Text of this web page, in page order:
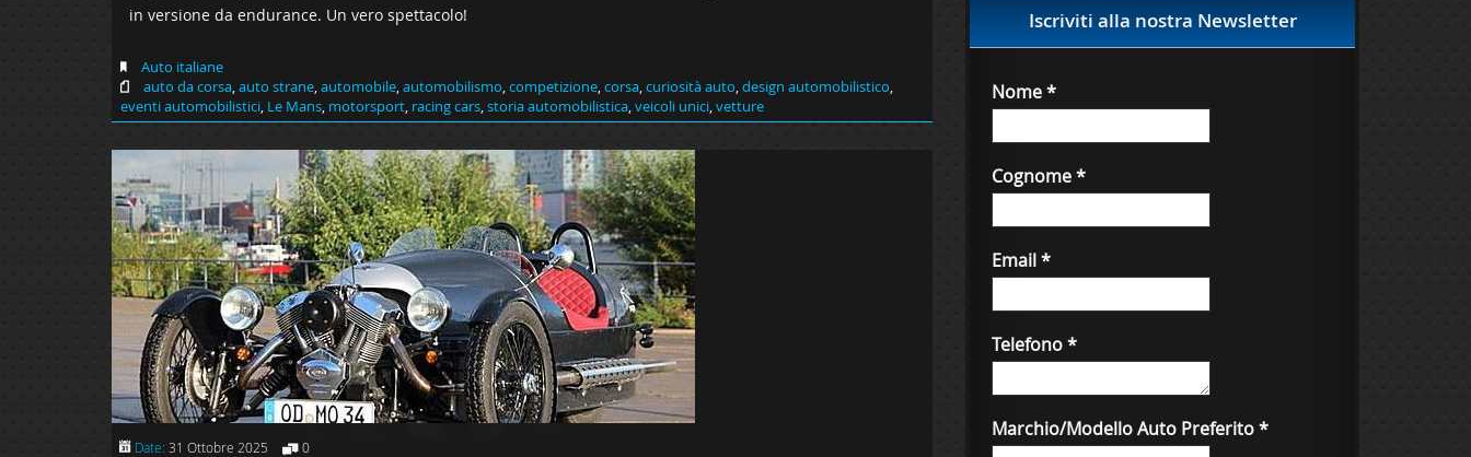
in versione da endurance. Un vero spettacolo!
Auto italiane
auto da corsa,auto strane,automobile,automobilismo,competizione,corsa,curiosità auto,design automobilistico,
eventi automobilistici, Le Mans, motorsport, racing cars,storia automobilistica,veicoli unici,vetture
Date: 31 Ottobre 2025 0
Iscriviti alla nostra Newsletter
Nome*
Cognome*
Email*
Telefono*
Marchio/Modello Auto Preferito*